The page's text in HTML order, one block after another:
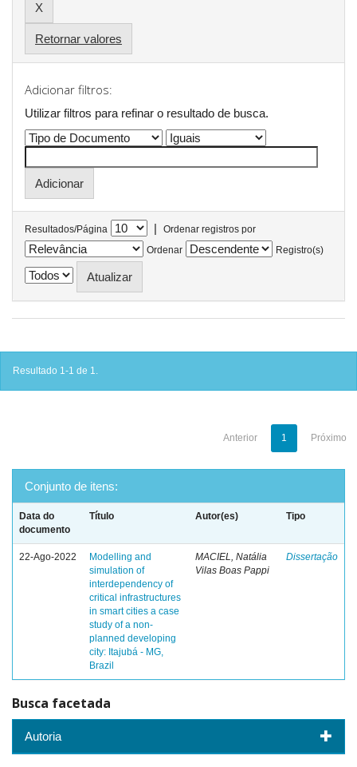
Retornar valores
Adicionar filtros:
Utilizar filtros para refinar o resultado de busca.
Resultados/Página |
Ordenar registros por
Ordenar
Registro(s)
Resultado 1-1 de 1.
Anterior 1 Próximo
Conjunto de itens:
Data do
documento
Título Autor(es) Tipo
22-Ago-2022
Modelling and
simulation of
interdependency of
critical infrastructures
in smart cities a case
study of a non-
planned developing
city: Itajubá - MG,
Brazil
MACIEL, Natália
Vilas Boas Pappi
Dissertação
Busca facetada
Autoria